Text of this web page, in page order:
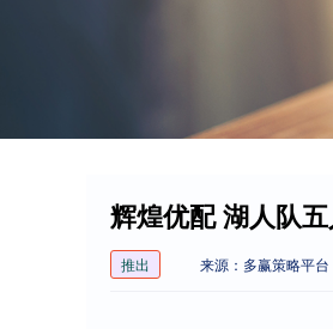
辉煌优配 湖人队
推出 来源：多赢策略平台